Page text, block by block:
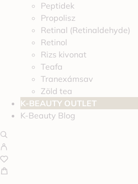
Peptidek
Propolisz
Retinal (Retinaldehyde)
Retinol
Rizs kivonat
Teafa
Tranexámsav
Zöld tea
K-BEAUTY OUTLET
K-Beauty Blog